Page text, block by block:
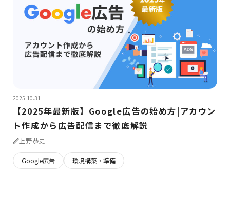
2025.10.31
【2025年最新版】Google広告の始め方|アカウン
ト作成から広告配信まで徹底解説
上野恭史
Google広告 環境構築・準備